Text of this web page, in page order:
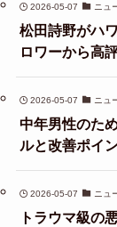
2026-05-07 ニュ
松田詩野がハ
ロワーから高
2026-05-07 ニュ
中年男性のた
ルと改善ポイ
2026-05-07 ニュ
トラウマ級の